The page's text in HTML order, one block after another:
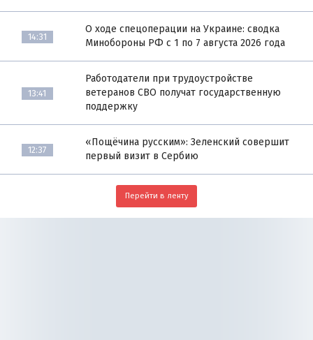
14:31
О ходе спецоперации на Украине: сводка
Минобороны РФ с 1 по 7 августа 2026 года
13:41
Работодатели при трудоустройстве
ветеранов СВО получат государственную
поддержку
12:37
«Пощёчина русским»: Зеленский совершит
первый визит в Сербию
Перейти в ленту